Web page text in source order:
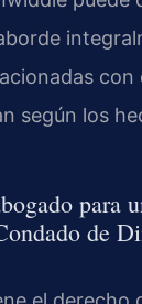
según los
para
de